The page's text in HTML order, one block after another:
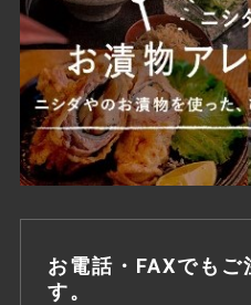
お電話・FAXでもご
す。